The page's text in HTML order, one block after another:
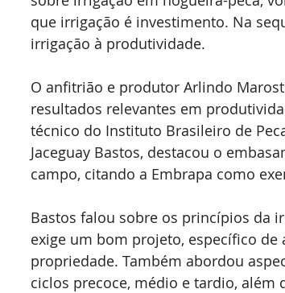
que irrigação é investimento. Na
irrigação à produtividade.
O anfitrião e produtor Arlindo
resultados relevantes em
técnico do Instituto Brasileiro de
Jaceguay Bastos, destacou o
campo, citando a Embrapa como
Bastos falou sobre os princípios da
exige um bom projeto, específico
propriedade. Também abordou
ciclos precoce, médio e tardio, além